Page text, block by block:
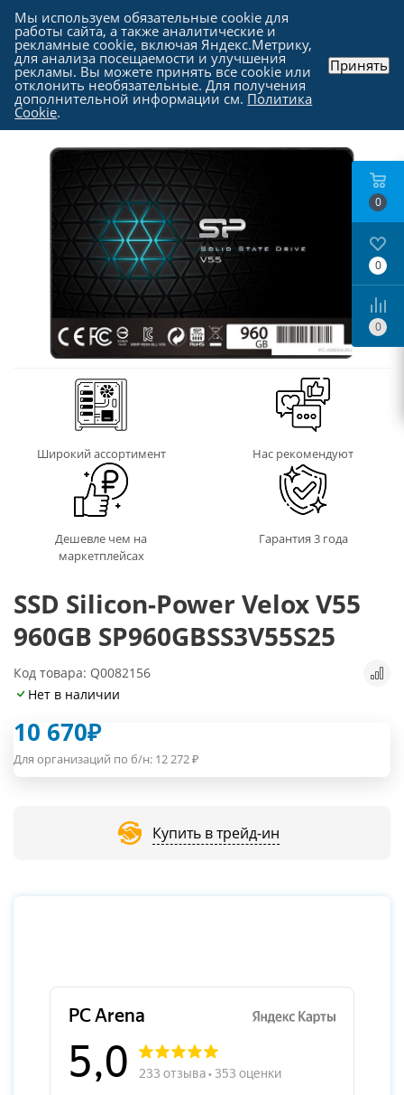
Каталог - Комплектующие для компьютера
SSD накопители SATA | mSATA | PCI-E
Широкий ассортимент Нас рекомендуют
Дешевле чем на
маркетплейсах
Гарантия 3 года
SSD Silicon-Power Velox V55
960GB SP960GBSS3V55S25
Код товара: Q0082156
Нет в наличии
10 670₽
Для организаций по б/н: 12 272₽
Купить в трейд-ин
0
0
0
Мы используем обязательные cookie для
работы сайта, а также аналитические и
рекламные cookie, включая Яндекс.Метрику,
для анализа посещаемости и улучшения
рекламы. Вы можете принять все cookie или
отклонить необязательные. Для получения
дополнительной информации см. Политика
Cookie.
Принять